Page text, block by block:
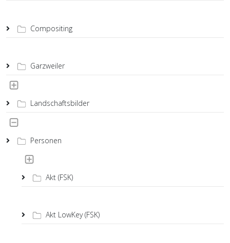
Compositing
Garzweiler
Landschaftsbilder
Personen
Akt (FSK)
Akt LowKey (FSK)